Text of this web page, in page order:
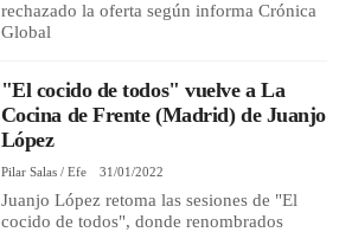
rechazado la oferta según informa Crónica
Global
"El cocido de todos" vuelve a La
Cocina de Frente (Madrid) de Juanjo
López
Pilar Salas / Efe 31/01/2022
Juanjo López retoma las sesiones de "El
cocido de todos", donde renombrados